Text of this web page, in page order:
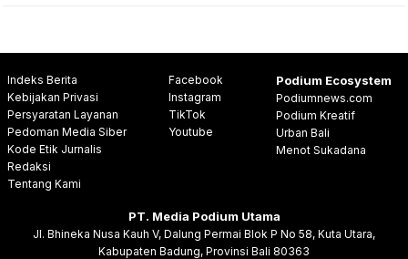
Indeks Berita
Kebijakan Privasi
Persyaratan Layanan
Pedoman Media Siber
Kode Etik Jurnalis
Redaksi
Tentang Kami
Facebook
Instagram
TikTok
Youtube
Podium Ecosystem
Podiumnews.com
Podium Kreatif
Urban Bali
Menot Sukadana
PT. Media Podium Utama
Jl. Bhineka Nusa Kauh V, Dalung Permai Blok P No 58, Kuta Utara,
Kabupaten Badung, Provinsi Bali 80363